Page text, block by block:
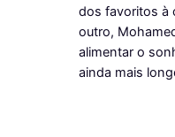
dos favoritos à
outro,
alimentar o
ainda mais